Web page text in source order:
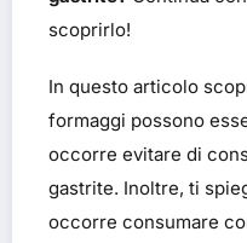
scoprirlo!
In questo articolo
formaggi possono
occorre evitare di
gastrite. Inoltre, ti
occorre consumare